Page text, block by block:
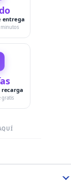
entrega
minutos
recarga
gratis